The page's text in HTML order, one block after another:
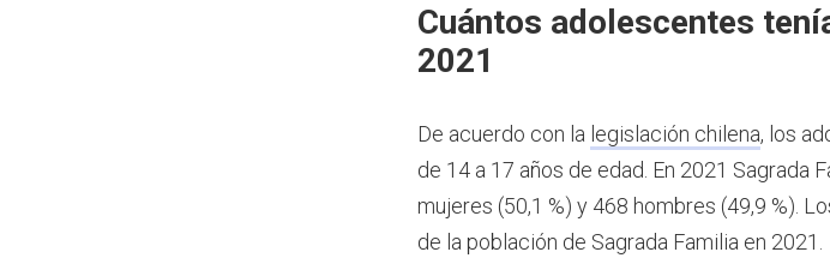
Cuántos adolescentes
2021
De acuerdo con la legislación chilena, los
de 14 a 17 años de edad. En 2021 Sagrada
mujeres (50,1 %) y 468 hombres (49,9 %).
de la población de Sagrada Familia en 2021.